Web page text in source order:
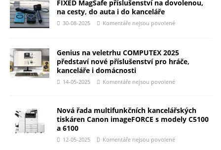
FIXED MagSafe příslušenství na dovolenou,
na cesty, do auta i do kanceláře
30-08-2025 Komentáře nejsou povolené
Genius na veletrhu COMPUTEX 2025
představí nové příslušenství pro hráče,
kanceláře i domácnosti
14-05-2025 Komentáře nejsou povolené
Nová řada multifunkčních kancelářských
tiskáren Canon imageFORCE s modely C5100
a 6100
12-05-2025 Komentáře nejsou povolené